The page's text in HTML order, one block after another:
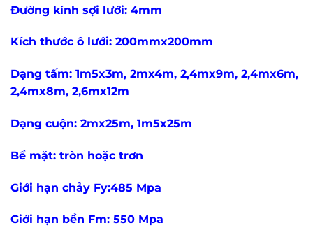
Đường kính sợi lưới: 4mm
Kích thước ô lưới: 200mmx200mm
Dạng tấm: 1m5x3m, 2mx4m, 2,4mx9m, 2,4mx6m,
2,4mx8m, 2,6mx12m
Dạng cuộn: 2mx25m, 1m5x25m
Bề mặt: tròn hoặc trơn
Giới hạn chảy Fy:485 Mpa
Giới hạn bền Fm: 550 Mpa